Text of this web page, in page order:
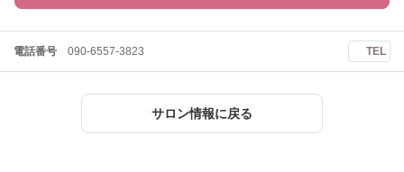
電話番号 090-6557-3823 TEL
サロン情報に戻る